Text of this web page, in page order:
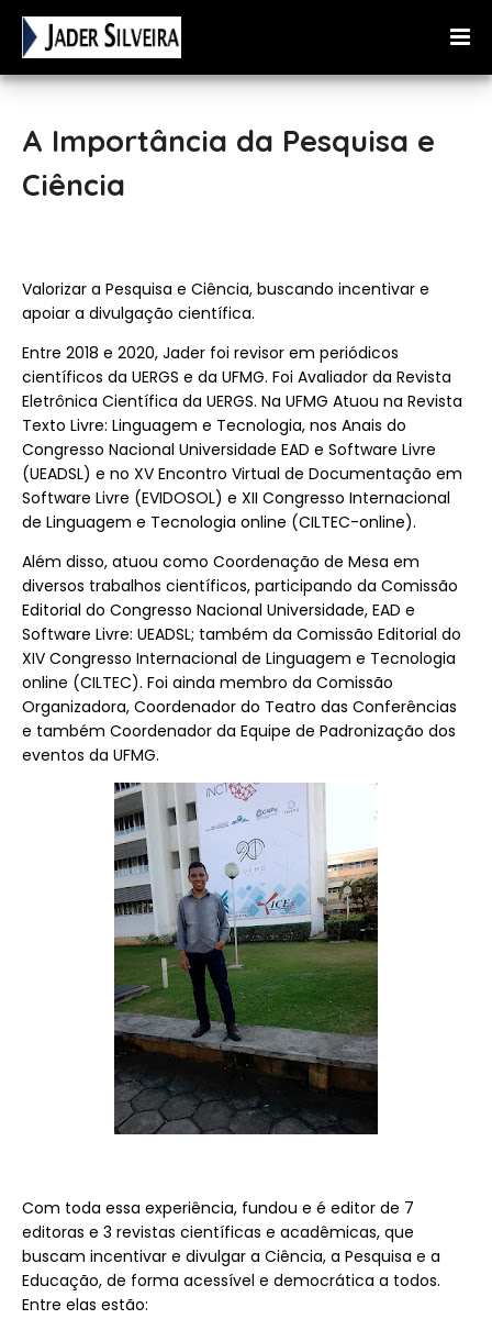
A Importância da Pesquisa e
Ciência
Valorizar a Pesquisa e Ciência, buscando incentivar e
apoiar a divulgação científica.
Entre 2018 e 2020, Jader foi revisor em periódicos
científicos da UERGS e da UFMG. Foi Avaliador da Revista
Eletrônica Científica da UERGS. Na UFMG Atuou na Revista
Texto Livre: Linguagem e Tecnologia, nos Anais do
Congresso Nacional Universidade EAD e Software Livre
(UEADSL) e no XV Encontro Virtual de Documentação em
Software Livre (EVIDOSOL) e XII Congresso Internacional
de Linguagem e Tecnologia online (CILTEC-online).
Além disso, atuou como Coordenação de Mesa em
diversos trabalhos científicos, participando da Comissão
Editorial do Congresso Nacional Universidade, EAD e
Software Livre: UEADSL; também da Comissão Editorial do
XIV Congresso Internacional de Linguagem e Tecnologia
online (CILTEC). Foi ainda membro da Comissão
Organizadora, Coordenador do Teatro das Conferências
e também Coordenador da Equipe de Padronização dos
eventos da UFMG.
Com toda essa experiência, fundou e é editor de 7
editoras e 3 revistas científicas e acadêmicas, que
buscam incentivar e divulgar a Ciência, a Pesquisa e a
Educação, de forma acessível e democrática a todos.
Entre elas estão: